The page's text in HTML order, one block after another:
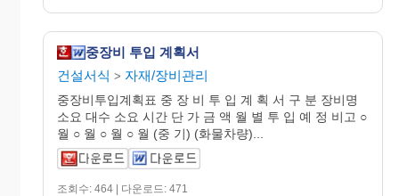
중장비 투입 계획서
건설서식 > 자재/장비관리
중장비투입계획표 중 장 비 투 입 계 획 서 구 분 장비명
소요 대수 소요 시간 단 가 금 액 월 별 투 입 예 정 비고 ○
월 ○ 월 ○ 월 ○ 월 (중 기) (화물차량)...
조회수: 464 | 다운로드: 471